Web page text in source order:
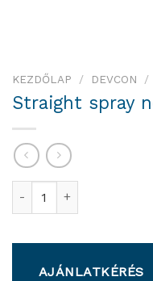
KEZDŐLAP / DEVCON /
Straight spray
AJÁNLATKÉRÉS